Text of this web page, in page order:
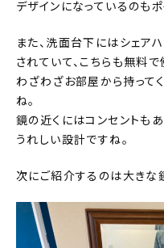
デザインになっているのもポ
また、洗面台下にはシェア
されていて、こちらも無料で
わざわざお部屋から持って
ね。
鏡の近くにはコンセントも
うれしい設計ですね。
次にご紹介するのは大きな